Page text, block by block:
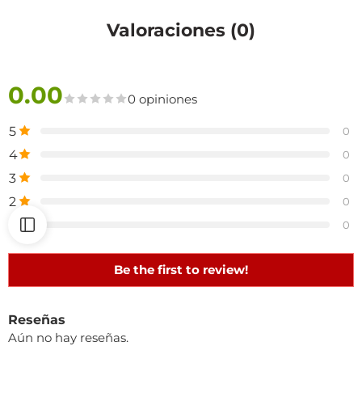
Valoraciones (0)
0.00 0 opiniones
5 0
4 0
3 0
2 0
0
Be the first to review!
Reseñas
Aún no hay reseñas.